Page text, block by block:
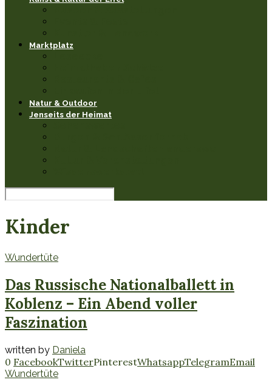
Marktplatz
Natur & Outdoor
Jenseits der Heimat
Kinder
Wundertüte
Das Russische Nationalballett in
Koblenz – Ein Abend voller
Faszination
written by Daniela
0 FacebookTwitterPinterestWhatsappTelegramEmail
Wundertüte